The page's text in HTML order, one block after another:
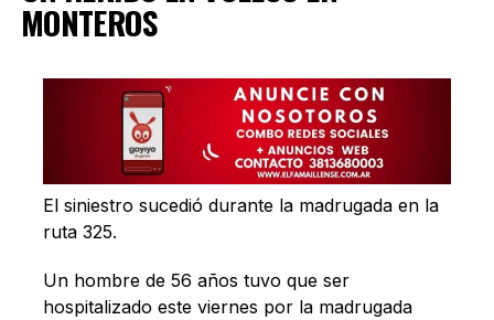
MONTEROS
El siniestro sucedió durante la madrugada en la
ruta 325.
Un hombre de 56 años tuvo que ser
hospitalizado este viernes por la madrugada